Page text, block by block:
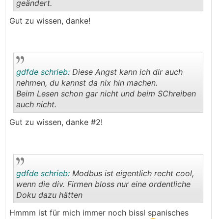
..
geändert.
Gut zu wissen, danke!
..
gdfde schrieb: Diese Angst kann ich dir auch
nehmen, du kannst da nix hin machen.
Beim Lesen schon gar nicht und beim SChreiben
auch nicht.
Gut zu wissen, danke #2!
..
gdfde schrieb: Modbus ist eigentlich recht cool,
wenn die div. Firmen bloss nur eine ordentliche
Doku dazu hätten
Hmmm ist für mich immer noch bissl spanisches